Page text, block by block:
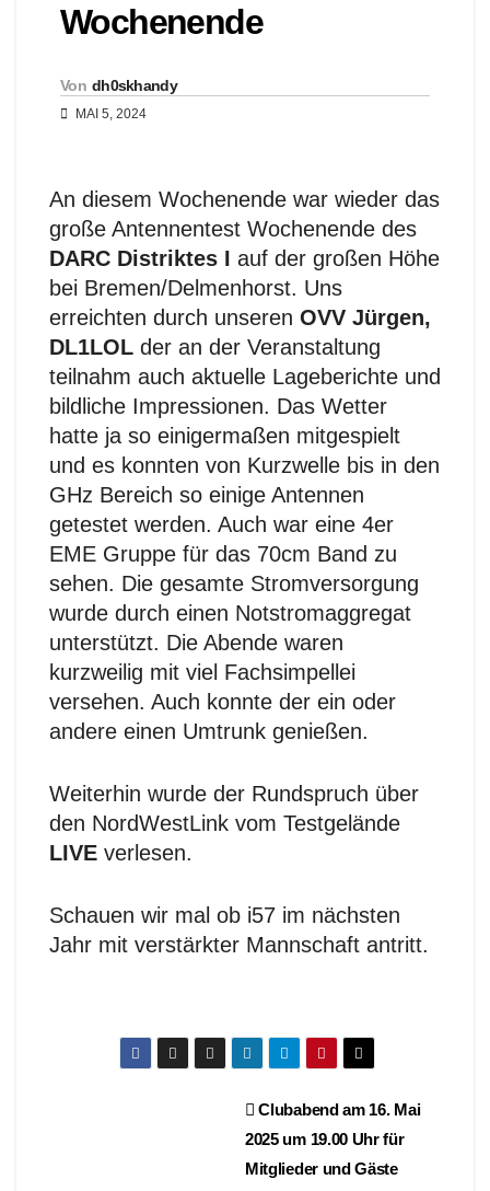
Wochenende
Von dh0skhandy
MAI 5, 2024
An diesem Wochenende war wieder das
große Antennentest Wochenende des
DARC Distriktes I auf der großen Höhe
bei Bremen/Delmenhorst. Uns
erreichten durch unseren OVV Jürgen,
DL1LOL der an der Veranstaltung
teilnahm auch aktuelle Lageberichte und
bildliche Impressionen. Das Wetter
hatte ja so einigermaßen mitgespielt
und es konnten von Kurzwelle bis in den
GHz Bereich so einige Antennen
getestet werden. Auch war eine 4er
EME Gruppe für das 70cm Band zu
sehen. Die gesamte Stromversorgung
wurde durch einen Notstromaggregat
unterstützt. Die Abende waren
kurzweilig mit viel Fachsimpellei
versehen. Auch konnte der ein oder
andere einen Umtrunk genießen.
Weiterhin wurde der Rundspruch über
den NordWestLink vom Testgelände
LIVE verlesen.
Schauen wir mal ob i57 im nächsten
Jahr mit verstärkter Mannschaft antritt.
BeitragsnavigationClubabend am 16. Mai
2025 um 19.00 Uhr für
Mitglieder und Gäste